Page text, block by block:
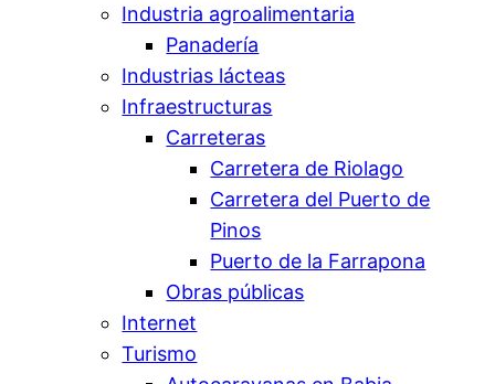
Industria agroalimentaria
Panadería
Industrias lácteas
Infraestructuras
Carreteras
Carretera de Riolago
Carretera del Puerto de
Pinos
Puerto de la Farrapona
Obras públicas
Internet
Turismo